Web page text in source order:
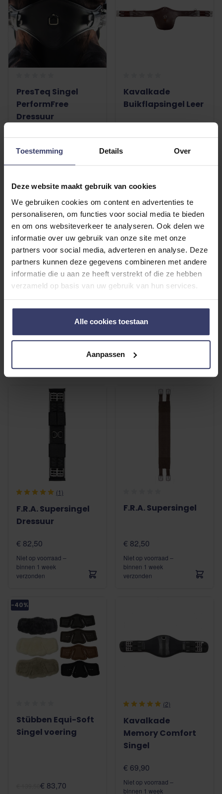
Toestemming Details Over
Deze website maakt gebruik van cookies
We gebruiken cookies om content en advertenties te
personaliseren, om functies voor social media te bieden
en om ons websiteverkeer te analyseren. Ook delen we
informatie over uw gebruik van onze site met onze
partners voor social media, adverteren en analyse. Deze
partners kunnen deze gegevens combineren met andere
informatie die u aan ze heeft verstrekt of die ze hebben
verzameld op basis van uw gebruik van hun services.
Alle cookies toestaan
Aanpassen
PresTeq Singel
PerformFree
Dressuur
€ 199,95
2 op voorraad
Kavalkade
Buikflapsingel Leer
€ 89,94
€ 149,90
Passier
Dressuursingel Leer
Passier
Dressuursingel
(1)
F.R.A. Supersingel
Dressuur
€ 82,50
Niet op voorraad –
binnen 1 week
verzonden
F.R.A. Supersingel
€ 82,50
Niet op voorraad –
binnen 1 week
verzonden
-40%
Stübben Equi-Soft
Singel voering
€ 83,70
(2)
Kavalkade
Memory Comfort
Singel
€ 69,90
Niet op voorraad –
binnen 1 week